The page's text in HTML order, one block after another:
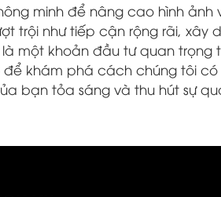
minh để nâng cao hình
trội như tiếp cận rộng rãi, xây
một khoản đầu tư quan
khám phá cách chúng tôi
bạn tỏa sáng và thu hút sự